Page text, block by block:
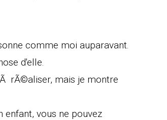
comme moi auparavant.
d'elle.
rÃ©aliser, mais je montre
vous ne pouvez